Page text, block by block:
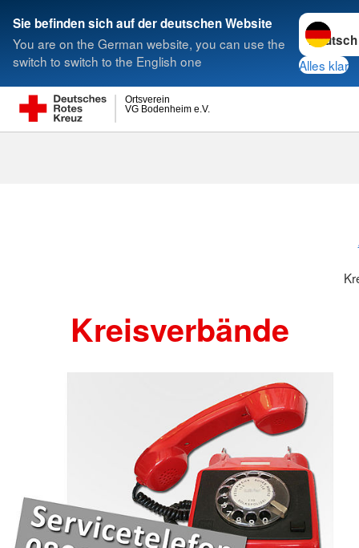
Sie befinden sich auf der deutschen Website
You are on the German website, you can use the
switch to switch to the English one
Sprache
Alles klar
VG Bodenheim e.V.
Ortsverein
Suche
Kreisverbände